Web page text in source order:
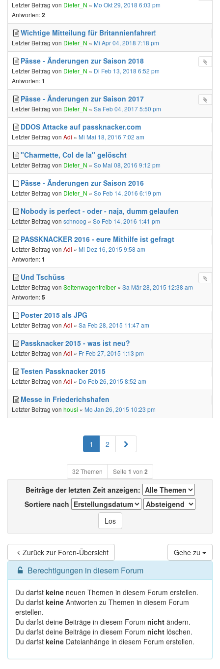
Letzter Beitrag von Dieter_N « Mo Okt 29, 2018 6:03 pm
Antworten:2
Wichtige Mitteilung für Britannienfahrer!
Letzter Beitrag von Dieter_N « Mi Apr 04, 2018 7:18 pm
Pässe - Änderungen zur Saison 2018
Letzter Beitrag von Dieter_N « Di Feb 13, 2018 6:52 pm
Antworten:1
Pässe - Änderungen zur Saison 2017
Letzter Beitrag von Dieter_N « Sa Feb 04, 2017 5:50 pm
DDOS Attacke auf passknacker.com
Letzter Beitrag von Adi « Mi Mai 18, 2016 7:02 am
"Charmette, Col de la" gelöscht
Letzter Beitrag von Dieter_N « So Mai 08, 2016 9:12 pm
Pässe - Änderungen zur Saison 2016
Letzter Beitrag von Dieter_N « So Feb 14, 2016 6:19 pm
Nobody is perfect - oder - naja, dumm gelaufen
Letzter Beitrag von schnoog « So Feb 14, 2016 1:41 pm
PASSKNACKER 2016 - eure Mithilfe ist gefragt
Letzter Beitrag von Adi « Mi Dez 16, 2015 9:58 am
Antworten:1
Und Tschüss
Letzter Beitrag von Seitenwagentreiber « Sa Mär 28, 2015 12:38 am
Antworten:5
Poster 2015 als JPG
Letzter Beitrag von Adi « Sa Feb 28, 2015 11:47 am
Passknacker 2015 - was ist neu?
Letzter Beitrag von Adi « Fr Feb 27, 2015 1:13 pm
Testen Passknacker 2015
Letzter Beitrag von Adi « Do Feb 26, 2015 8:52 am
Messe in Friederichshafen
Letzter Beitrag von housi « Mo Jan 26, 2015 10:23 pm
1 2 Nächste
32 Themen Seite 1 von 2
Beiträge der letzten Zeit anzeigen:
Sortiere nach
Zurück zur Foren-Übersicht Gehe zu
Berechtigungen in diesem Forum
Du darfst keine neuen Themen in diesem Forum erstellen.
Du darfst keine Antworten zu Themen in diesem Forum
erstellen.
Du darfst deine Beiträge in diesem Forum nicht ändern.
Du darfst deine Beiträge in diesem Forum nicht löschen.
Du darfst keine Dateianhänge in diesem Forum erstellen.